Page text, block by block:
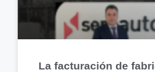
La facturación de